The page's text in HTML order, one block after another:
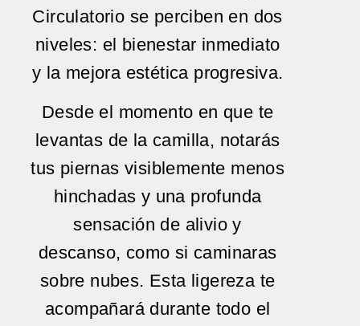
Circulatorio se perciben en dos
niveles: el bienestar inmediato
y la mejora estética progresiva.
Desde el momento en que te
levantas de la camilla, notarás
tus piernas visiblemente menos
hinchadas y una profunda
sensación de alivio y
descanso, como si caminaras
sobre nubes. Esta ligereza te
acompañará durante todo el